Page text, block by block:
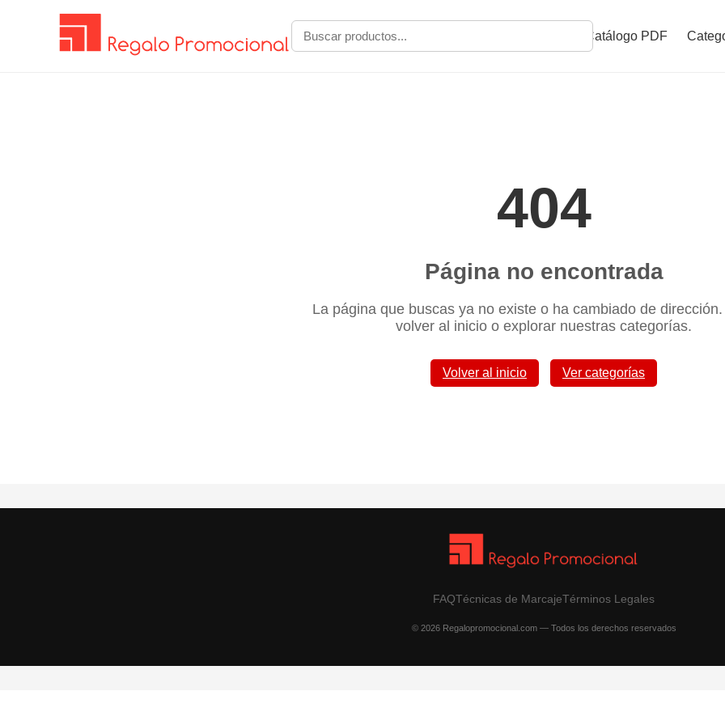
Catálogo PDF
404
Página no encontrada
La página que buscas ya no existe o ha cambiado de
volver al inicio o explorar nuestras categorías.
Volver al inicio Ver categorías
FAQTécnicas de MarcajeTérminos Legales
© 2026 Regalopromocional.com — Todos los derechos reservados